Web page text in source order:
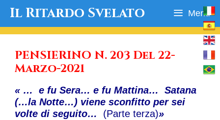
Il Ritardo Svelato Menu
PENSIERINO N. 203 Del 22-
Marzo-2021
« … e fu Sera… e fu Mattina… Satana
(…la Notte…) viene sconfitto per sei
volte di seguito… (Parte terza)»